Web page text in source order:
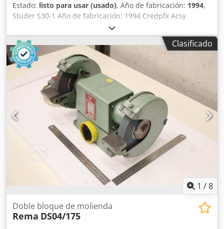
10'4”) Peso neto aproximado 15 toneladas
Estado: listo para usar (usado), Año de fabricación: 1994,
Studer S30-1 Año de fabricación: 1994 Credpfx Acsy
Clasificado
1 /8
Doble bloque de molienda
Rema DS04/175